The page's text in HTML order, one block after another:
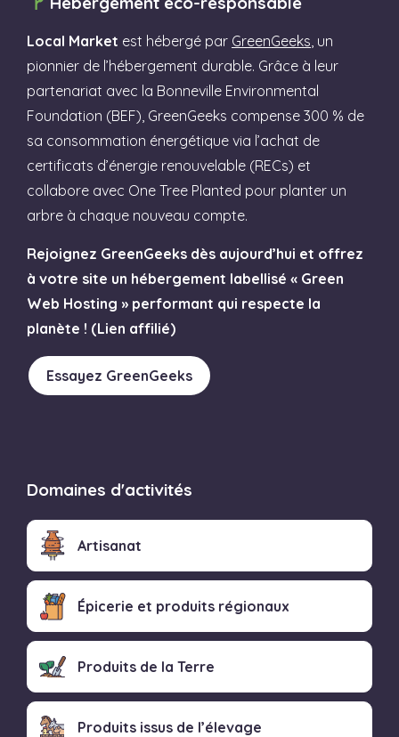
Local Market est hébergé par GreenGeeks , un
pionnier de l’hébergement durable. Grâce à leur
partenariat avec la Bonneville Environmental
Foundation (BEF), GreenGeeks compense 300 % de
sa consommation énergétique via l’achat de
certificats d’énergie renouvelable (RECs) et
collabore avec One Tree Planted pour planter un
arbre à chaque nouveau compte.
Rejoignez GreenGeeks dès aujourd’hui et offrez
à votre site un hébergement labellisé « Green
Web Hosting » performant qui respecte la
planète ! (Lien affilié)
Essayez GreenGeeks
Domaines d'activités
Artisanat
Épicerie et produits régionaux
Produits de la Terre
Produits issus de l’élevage